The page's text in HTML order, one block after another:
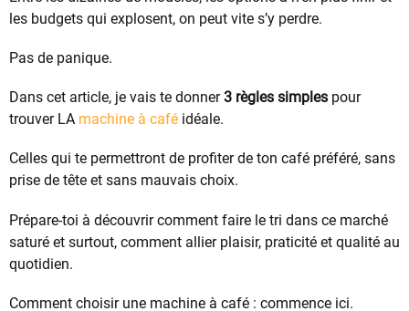
les budgets qui explosent, on peut vite s’y perdre.
Pas de panique.
Dans cet article, je vais te donner3 règles simples pour
trouver LA machine à café idéale.
Celles qui te permettront de profiter de ton café préféré, sans
prise de tête et sans mauvais choix.
Prépare-toi à découvrir comment faire le tri dans ce marché
saturé et surtout, comment allier plaisir, praticité et qualité au
quotidien.
Comment choisir une machine à café : commence ici.